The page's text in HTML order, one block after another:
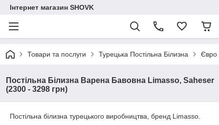
Інтернет магазин SHOVK
Товари та послуги Турецька Постільна Білизна Євро
Постільна Білизна Варена Бавовна Limasso, Saheser
(2300 - 3298 грн)
Постільна білизна турецького виробництва, бренд Limasso.